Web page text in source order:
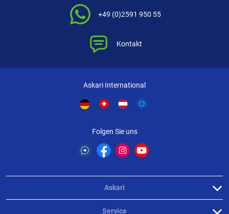
+49 (0)2591 950 55
Kontakt
Askari International
Folgen Sie uns
Askari
Service